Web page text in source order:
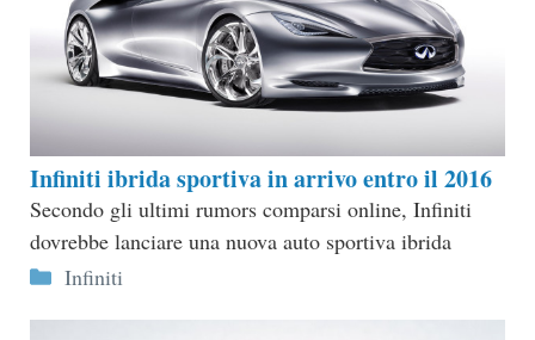
Infiniti ibrida sportiva in arrivo entro il 2016
Secondo gli ultimi rumors comparsi online, Infiniti
dovrebbe lanciare una nuova auto sportiva ibrida
Categorie
Infiniti